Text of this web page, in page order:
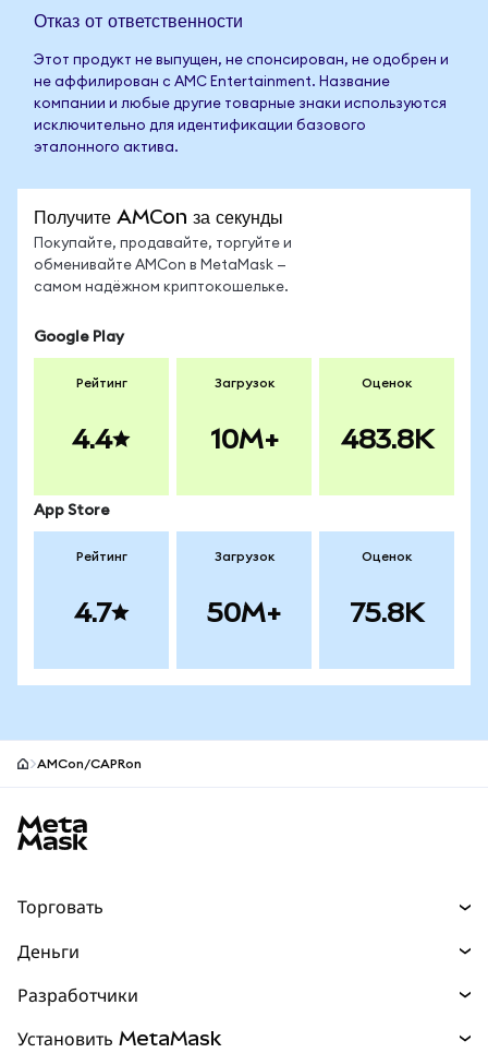
Отказ от ответственности
Этот продукт не выпущен, не спонсирован, не одобрен и
не аффилирован с AMC Entertainment. Название
компании и любые другие товарные знаки используются
исключительно для идентификации базового
эталонного актива.
Получите AMCon за секунды
Покупайте, продавайте, торгуйте и
обменивайте AMCon в MetaMask —
самом надёжном криптокошельке.
Google Play
Рейтинг
4.4
Загрузок
10M+
Оценок
483.8K
App Store
Рейтинг
4.7
Загрузок
50M+
Оценок
75.8K
AMCon/CAPRon
Торговать
Прогнозы
Перпы НОВИНКА
Деньги
Разработчики
Установить MetaMask